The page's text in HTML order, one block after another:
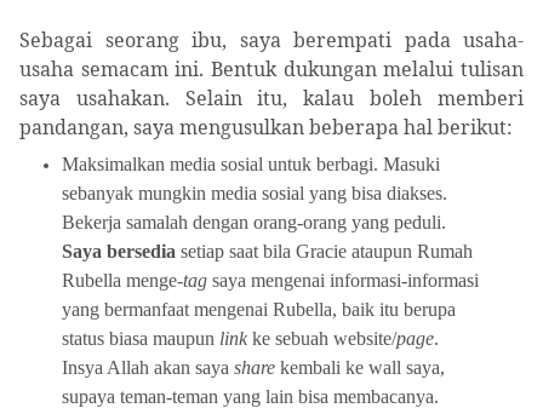
Sebagai seorang ibu, saya berempati pada usaha-
usaha semacam ini. Bentuk dukungan melalui tulisan
saya usahakan. Selain itu, kalau boleh memberi
pandangan, saya mengusulkan beberapa hal berikut:
Maksimalkan media sosial untuk berbagi. Masuki
sebanyak mungkin media sosial yang bisa diakses.
Bekerja samalah dengan orang-orang yang peduli.
Saya bersedia setiap saat bila Gracie ataupun Rumah
Rubella menge-tag saya mengenai informasi-informasi
yang bermanfaat mengenai Rubella, baik itu berupa
status biasa maupun link ke sebuah website/page.
Insya Allah akan saya share kembali ke wall saya,
supaya teman-teman yang lain bisa membacanya.